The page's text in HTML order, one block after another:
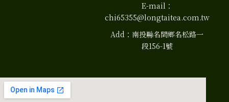
E-mail：
chi65355@longtaitea.com.tw
Add：南投縣名間鄉名松路一
段156-1號